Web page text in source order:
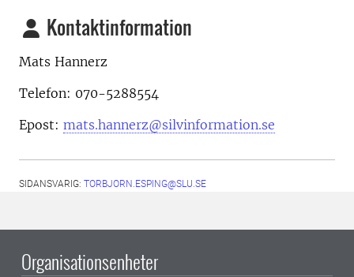
Kontaktinformation
Mats Hannerz
Telefon: 070-5288554
Epost: mats.hannerz@silvinformation.se
SIDANSVARIG: TORBJORN.ESPING@SLU.SE
Organisationsenheter